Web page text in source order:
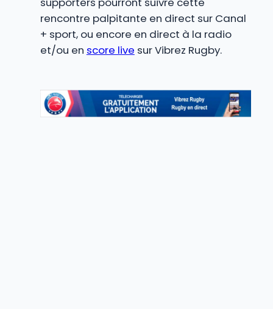
rencontre palpitante en direct sur Canal
+ sport, ou encore en direct à la radio
et/ou en score live sur Vibrez Rugby.